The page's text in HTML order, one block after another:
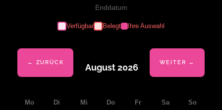
Enddatum
Verfügbar Belegt Ihre Auswahl
← ZURÜCK August 2026 WEITER →
Mo Di Mi Do Fr Sa So